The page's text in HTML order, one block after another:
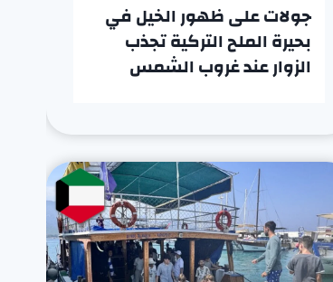
جولات على ظهور الخيل في
بحيرة الملح التركية تجذب
الزوار عند غروب الشمس